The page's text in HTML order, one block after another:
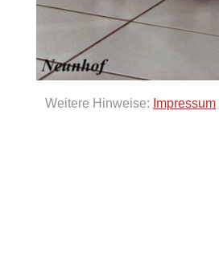
Weitere Hinweise: Impressum